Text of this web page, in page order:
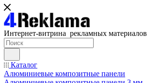
Интернет-витрина рекламных материалов
Каталог
Алюминиевые композитные панели